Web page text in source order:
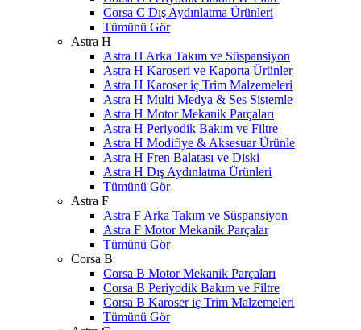
Corsa C Dış Aydınlatma Ürünleri
Tümünü Gör
Astra H
Astra H Arka Takım ve Süspansiyon
Astra H Karoseri ve Kaporta Ürünler
Astra H Karoser iç Trim Malzemeleri
Astra H Multi Medya & Ses Sistemle
Astra H Motor Mekanik Parçaları
Astra H Periyodik Bakım ve Filtre
Astra H Modifiye & Aksesuar Ürünle
Astra H Fren Balatası ve Diski
Astra H Dış Aydınlatma Ürünleri
Tümünü Gör
Astra F
Astra F Arka Takım ve Süspansiyon
Astra F Motor Mekanik Parçalar
Tümünü Gör
Corsa B
Corsa B Motor Mekanik Parçaları
Corsa B Periyodik Bakım ve Filtre
Corsa B Karoser iç Trim Malzemeleri
Tümünü Gör